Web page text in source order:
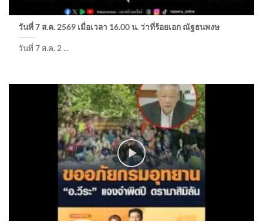
วันที่ 7 ส.ค. 2569 เมื่อเวลา 16.00 น. ว่าที่ร้อยเอก ณัฐธนพงษ
วันที่ 7 ส.ค. 2 ...